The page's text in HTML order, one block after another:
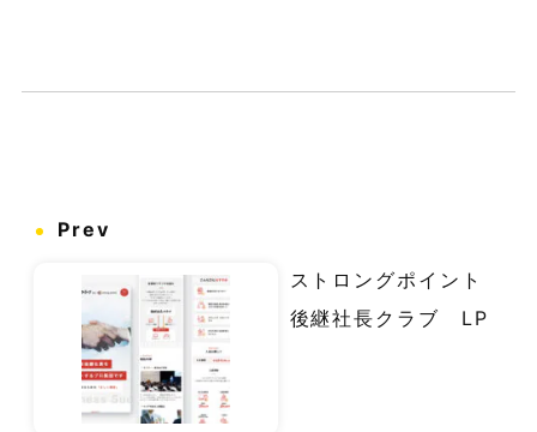
Prev
ストロングポイント
後継社長クラブ LP